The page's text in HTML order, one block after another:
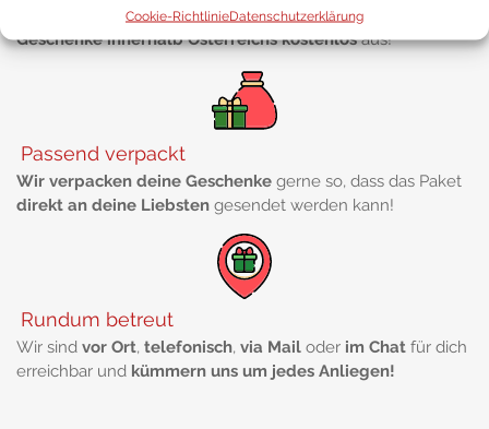
Cookie-RichtlinieDatenschutzerklärung
Ab einem Bestellwert von 50 Euro liefern wirdeine
Geschenke innerhalb Österreichs kostenlosaus!
Passend verpackt
Wir verpacken deine Geschenke gerne so, dass das Paket
direkt an deine Liebsten gesendet werden kann!
Rundum betreut
Wir sind vor Ort, telefonisch, via Mail oder im Chat für dich
erreichbar und kümmern uns um jedes Anliegen!